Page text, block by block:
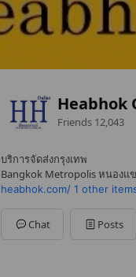
Heabhok
Friends 12,043
บริการจัดส่งกรุงเทพ
Bangkok Metropolis หนองแ
heabhok.com/ 1 other
Chat Posts